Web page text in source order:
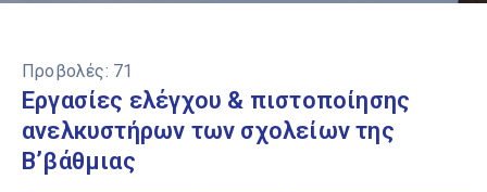
Προβολές: 71
Εργασίες ελέγχου & πιστοποίησης
ανελκυστήρων των σχολείων της
B’βάθμιας